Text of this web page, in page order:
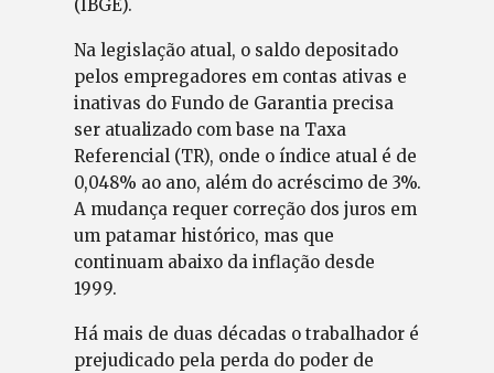
(IBGE).
Na legislação atual, o saldo depositado
pelos empregadores em contas ativas e
inativas do Fundo de Garantia precisa
ser atualizado com base na Taxa
Referencial (TR), onde o índice atual é de
0,048% ao ano, além do acréscimo de 3%.
A mudança requer correção dos juros em
um patamar histórico, mas que
continuam abaixo da inflação desde
1999.
Há mais de duas décadas o trabalhador é
prejudicado pela perda do poder de